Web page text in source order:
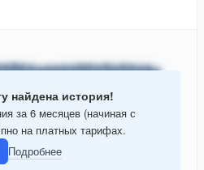
найдена история!
за 6 месяцев (начиная с
на платных тарифах.
Подробнее